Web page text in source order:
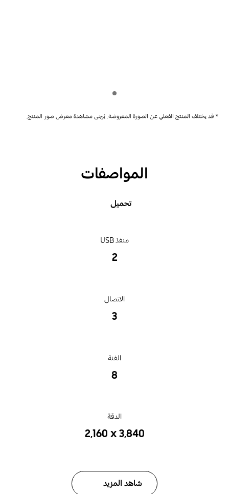
* قد يختلف المنتج الفعلي عن الصورة المعروضة. يُرجى مشاهدة معرض صور المنتج.
المواصفات
تحميل
منفذ USB
2
الاتصال
3
الفئة
‎8‎
الدقة
‎2,160 x 3,840‎
شاهد المزيد